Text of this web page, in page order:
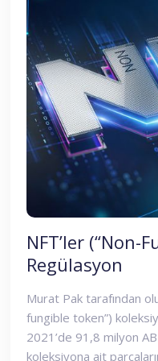
NFT’ler (“Non-
Regülasyon
Murat Pak tarafından
fungible token”)
2021’de 91,8 milyon
koleksiyona ait